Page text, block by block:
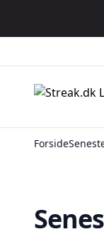
Forside